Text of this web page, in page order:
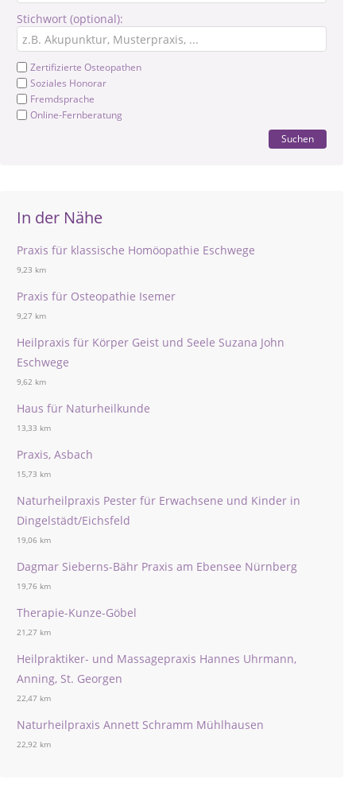
Stichwort (optional):
Zertifizierte Osteopathen
Soziales Honorar
Fremdsprache
Online-Fernberatung
Suchen
In der Nähe
Praxis für klassische Homöopathie Eschwege
9,23 km
Praxis für Osteopathie Isemer
9,27 km
Heilpraxis für Körper Geist und Seele Suzana John
Eschwege
9,62 km
Haus für Naturheilkunde
13,33 km
Praxis, Asbach
15,73 km
Naturheilpraxis Pester für Erwachsene und Kinder in
Dingelstädt/Eichsfeld
19,06 km
Dagmar Sieberns-Bähr Praxis am Ebensee Nürnberg
19,76 km
Therapie-Kunze-Göbel
21,27 km
Heilpraktiker- und Massagepraxis Hannes Uhrmann,
Anning, St. Georgen
22,47 km
Naturheilpraxis Annett Schramm Mühlhausen
22,92 km